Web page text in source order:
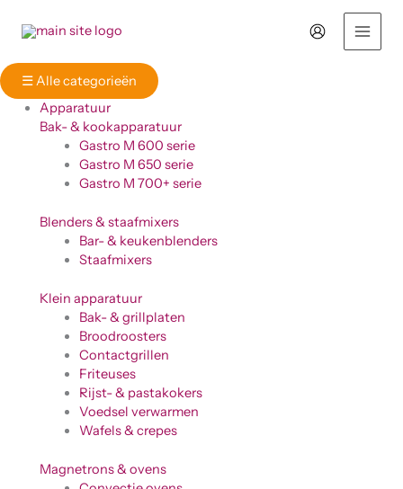
naar
inhoud
☰Alle categorieën
Apparatuur
Bak- & kookapparatuur
Gastro M 600 serie
Gastro M 650 serie
Gastro M 700+ serie
Blenders & staafmixers
Bar- & keukenblenders
Staafmixers
Klein apparatuur
Bak- & grillplaten
Broodroosters
Contactgrillen
Friteuses
Rijst- & pastakokers
Voedsel verwarmen
Wafels & crepes
Magnetrons & ovens